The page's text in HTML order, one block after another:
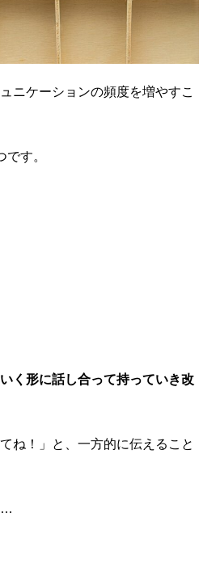
ニケーションの頻度を増やすこ
す。
く形に話し合って持っていき改
ね！」と、一方的に伝えること
…